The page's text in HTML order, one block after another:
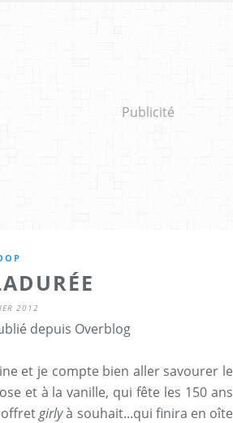
Publicité
2012
depuis Overblog
et je compte bien aller savourer le
et à la vanille, qui fête les 150 ans
girlyà souhait...qui finira en oîte